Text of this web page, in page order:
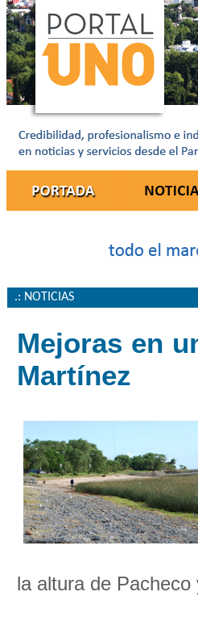
.: NOTICIAS
Mejoras en
Martínez
la altura de Pacheco